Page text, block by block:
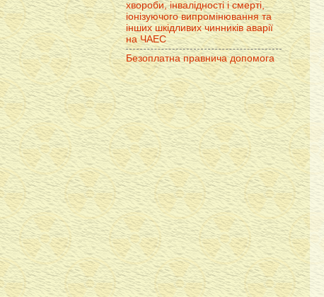
хвороби, інвалідності і смерті,
іонізуючого випромінювання та
інших шкідливих чинників аварії
на ЧАЕС
Безоплатна правнича допомога